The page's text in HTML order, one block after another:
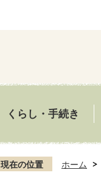
くらし・手続き
現在の位置 ホーム